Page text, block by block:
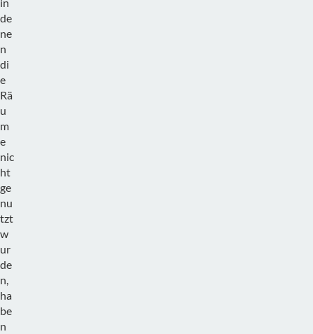
in
de
ne
n
di
e
Rä
u
m
e
nic
ht
ge
nu
tzt
w
ur
de
n,
ha
be
n